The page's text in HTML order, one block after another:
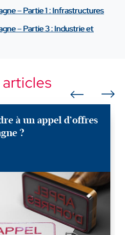
– Partie 1 : Infrastructures
– Partie 3 : Industrie et
à un appel d’offres
?